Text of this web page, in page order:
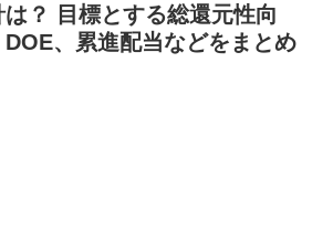
？ 目標とする総還元性向
、累進配当などをまとめ